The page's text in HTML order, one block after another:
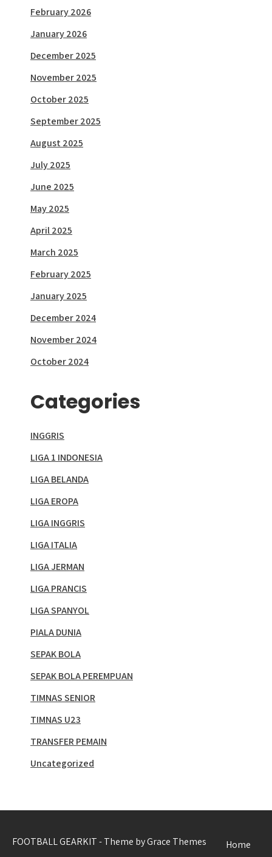
February 2026
January 2026
December 2025
November 2025
October 2025
September 2025
August 2025
July 2025
June 2025
May 2025
April 2025
March 2025
February 2025
January 2025
December 2024
November 2024
October 2024
Categories
INGGRIS
LIGA 1 INDONESIA
LIGA BELANDA
LIGA EROPA
LIGA INGGRIS
LIGA ITALIA
LIGA JERMAN
LIGA PRANCIS
LIGA SPANYOL
PIALA DUNIA
SEPAK BOLA
SEPAK BOLA PEREMPUAN
TIMNAS SENIOR
TIMNAS U23
TRANSFER PEMAIN
Uncategorized
FOOTBALL GEARKIT - Theme by Grace Themes Home